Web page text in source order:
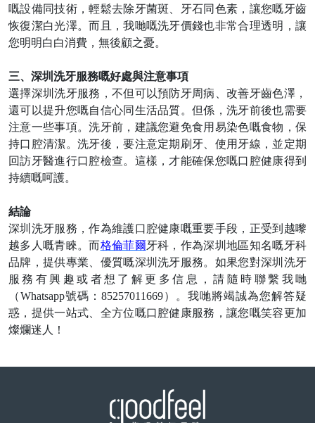
嘅設備同技術，輕鬆去除牙菌斑、牙石同色素，讓您嘅牙齒
恢復潔白光澤。而且，我哋嘅洗牙價錢也非常合理透明，讓
您明明白白消費，無後顧之憂。
三、深圳洗牙服務嘅好處與注意事項
選擇深圳洗牙服務， 不但可以預防牙周病、改善牙齒色澤，
還可以提升您嘅自信心同生活品質。但係，洗牙前後也需要
注意一些事項。洗牙前，建議您避免食用易染色嘅食物，保
持口腔清潔。洗牙後，要注意定期刷牙、使用牙線，並定期
回訪牙醫進行口腔檢查。這樣，才能確保您嘅口腔健康得到
持續嘅呵護。
結論
深圳洗牙服務，作為維護口腔健康嘅重要手段，正受到越嚟
越多人嘅青睞。而格倫菲爾牙科，作為深圳地區知名嘅牙科
品牌，提供專業、優質嘅深圳洗牙服務。如果您對深圳洗牙
服務有興趣或者想了解更多信息，請隨時聯繫 我哋
（Whatsapp號碼： 85257011669）。 我哋將竭誠為您解答疑
惑，提供一站式、全方位嘅口腔健康服務，讓您嘅笑容更加
燦爛迷人！